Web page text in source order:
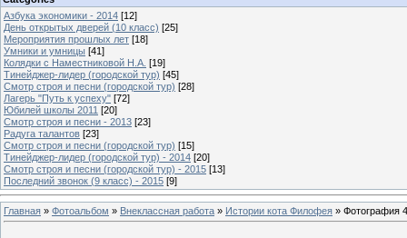
Азбука экономики - 2014 [12]
День открытых дверей (10 класс) [25]
Мероприятия прошлых лет [18]
Умники и умницы [41]
Колядки с Наместниковой Н.А. [19]
Тинейджер-лидер (городской тур) [45]
Смотр строя и песни (городской тур) [28]
Лагерь "Путь к успеху" [72]
Юбилей школы 2011 [20]
Смотр строя и песни - 2013 [23]
Радуга талантов [23]
Смотр строя и песни (городской тур) [15]
Тинейджер-лидер (городской тур) - 2014 [20]
Смотр строя и песни (городской тур) - 2015 [13]
Последний звонок (9 класс) - 2015 [9]
Главная » Фотоальбом » Внеклассная работа » Истории кота Филофея » Фотография